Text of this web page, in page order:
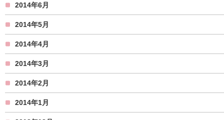
2014年6月
2014年5月
2014年4月
2014年3月
2014年2月
2014年1月